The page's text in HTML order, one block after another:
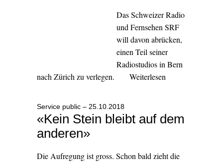
Das Schweizer Radio
und Fernsehen SRF
will davon abrücken,
einen Teil seiner
Radiostudios in Bern
nach Zürich zu verlegen.
Weiterlesen
Service public – 25.10.2018
«Kein Stein bleibt auf dem
anderen»
Die Aufregung ist gross. Schon bald zieht die